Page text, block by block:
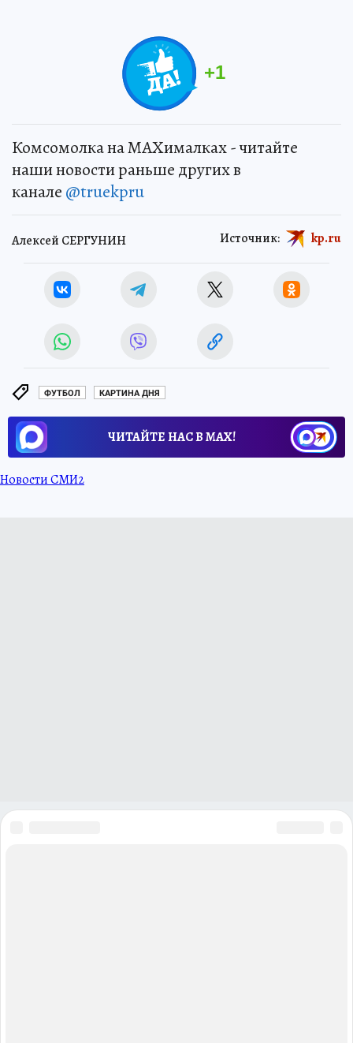
+1
Комсомолка на MAXималках - читайте
наши новости раньше других в
канале @truekpru
Алексей СЕРГУНИН Источник: kp.ru
ФУТБОЛ КАРТИНА ДНЯ
ЧИТАЙТЕ НАС В МАХ!
Новости СМИ2